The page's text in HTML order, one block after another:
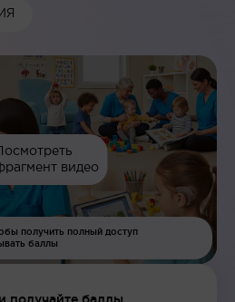
Посмотреть
видео
получить полный доступ
баллы
получайте баллы